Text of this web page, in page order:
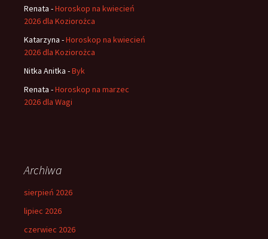
Renata -Horoskop na kwiecień
2026 dla Koziorożca
Katarzyna -Horoskop na kwiecień
2026 dla Koziorożca
Nitka Anitka -Byk
Renata -Horoskop na marzec
2026 dla Wagi
Archiwa
sierpień 2026
lipiec 2026
czerwiec 2026